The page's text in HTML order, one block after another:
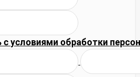
сусловиями обработки